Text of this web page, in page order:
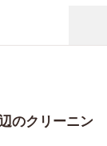
のクリーニン